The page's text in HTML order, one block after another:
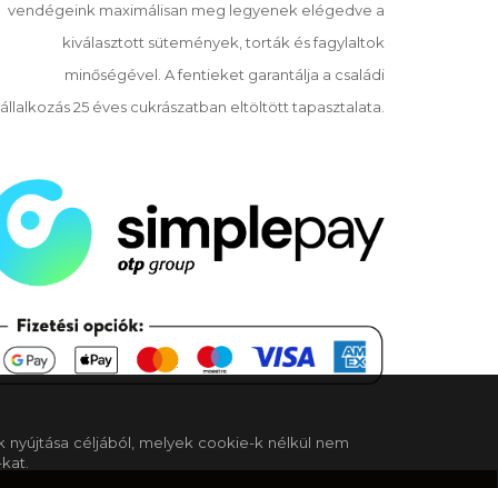
vendégeink maximálisan meg legyenek elégedve a
kiválasztott sütemények, torták és fagylaltok
minőségével. A fentieket garantálja a családi
25 éves cukrászatban eltöltött tapasztalata.
nyújtása céljából, melyek cookie-k nélkül nem